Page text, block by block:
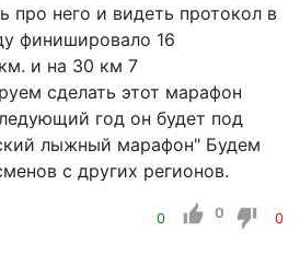
про него и видеть протокол в
финишировало 16
и на 30 км 7
сделать этот марафон
год он будет под
лыжный марафон" Будем
с других регионов.
0 0 0